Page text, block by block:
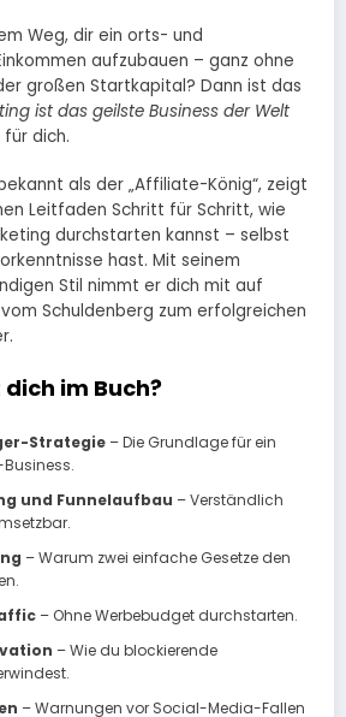
Weg, dir ein orts- und
aufzubauen – ganz ohne
großen Startkapital? Dann ist das
ist das geilste Business der Welt
dich.
als der „Affiliate-König“, zeigt
Leitfaden Schritt für Schritt, wie
durchstarten kannst – selbst
hast. Mit seinem
Stil nimmt er dich mit auf
Schuldenberg zum erfolgreichen
im Buch?
Strategie– Die Grundlage für ein
und Funnelaufbau – Verständlich
– Warum zwei einfache Gesetze den
– Ohne Werbebudget durchstarten.
– Wie du blockierende
– Warnungen vor Social-Media-Fallen